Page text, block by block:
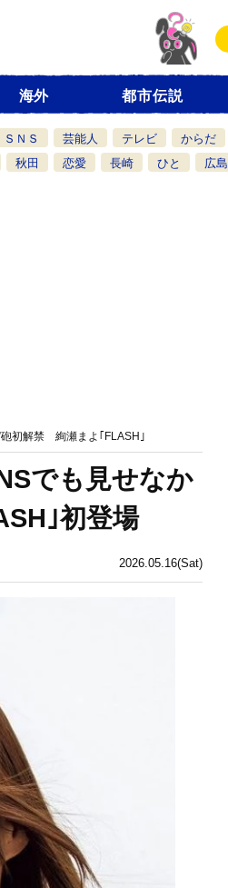
海外 都市伝説
ＳＮＳ 芸能人 テレビ からだ
秋田 恋愛 長崎 ひと 広島
砲初解禁 絢瀬まよ｢FLASH｣
2026.05.16(Sat)
でも見せなか
｣初登場